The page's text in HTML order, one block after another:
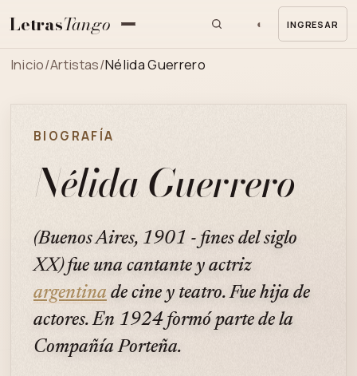
LetrasTango ◐ INGRESAR
Inicio/Artistas/Nélida Guerrero
BIOGRAFÍA
Nélida Guerrero
(Buenos Aires, 1901 - fines del siglo
XX) fue una cantante y actriz
argentina de cine y teatro. Fue hija de
actores. En 1924 formó parte de la
Compañía Porteña.